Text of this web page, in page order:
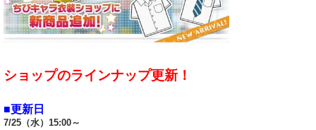
ショップのラインナップ更新！
■更新日
7/25（水）15:00～